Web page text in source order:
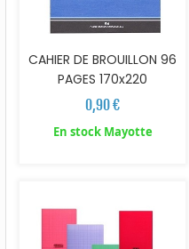
CAHIER DE BROUILLON 96
PAGES 170x220
0,90 €
En stock Mayotte